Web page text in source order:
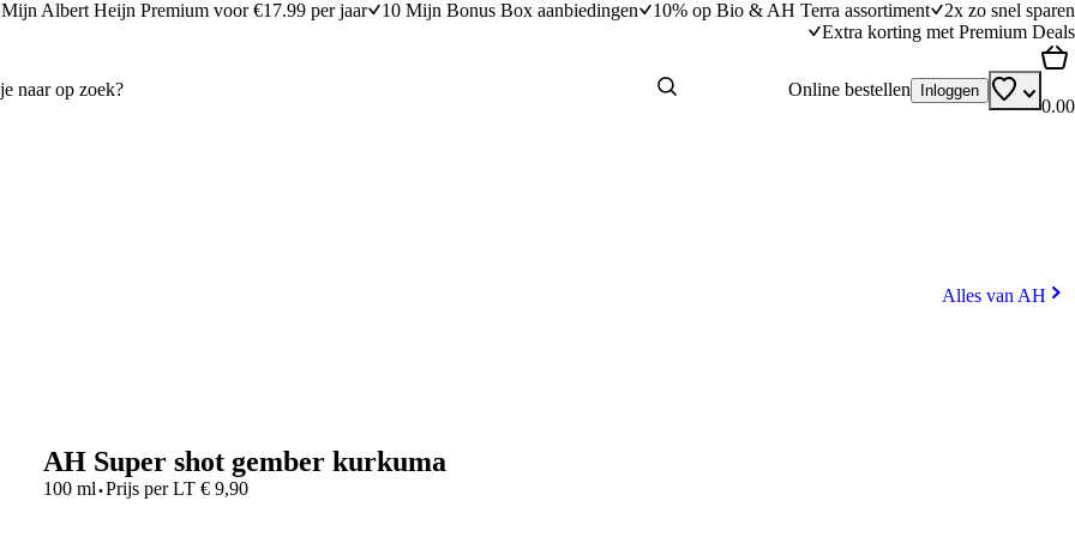
Mijn Albert Heijn Premium voor €17.99 per jaar 10 Mijn Bonus Box aanbiedingen 10% op Bio & AH Terra assortiment
2x zo snel sparen
Extra korting met Premium Deals
Online bestellen Inloggen
0.00
Alles van AH
AH Super shot gember kurkuma
100 ml·Prijs per LT€ 9,90